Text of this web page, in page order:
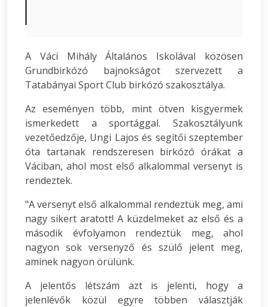
A Váci Mihály Általános Iskolával közösen
Grundbirkózó bajnokságot szervezett a
Tatabányai Sport Club birkózó szakosztálya.
Az eseményen több, mint ötven kisgyermek
ismerkedett a sportággal. Szakosztályunk
vezetőedzője, Ungi Lajos és segítői szeptember
óta tartanak rendszeresen birkózó órákat a
Váciban, ahol most első alkalommal versenyt is
rendeztek.
"A versenyt első alkalommal rendeztük meg, ami
nagy sikert aratott! A küzdelmeket az első és a
második évfolyamon rendeztük meg, ahol
nagyon sok versenyző és szülő jelent meg,
aminek nagyon örülünk.
A jelentős létszám azt is jelenti, hogy a
jelenlévők közül egyre többen választják